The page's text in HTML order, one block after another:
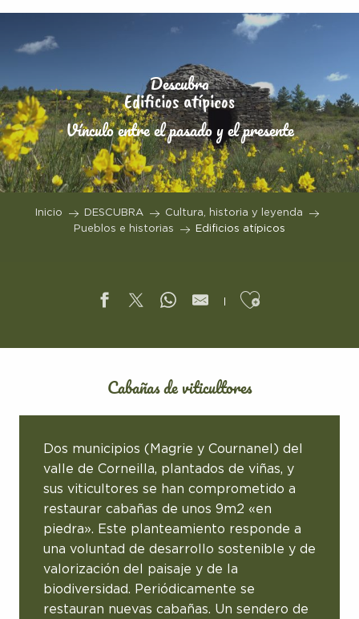
contenu
Descubra
Edificios atípicos
Vínculo entre el pasado y el presente
Inicio DESCUBRA
Cultura, historia y leyenda
Pueblos e historias
Edificios atípicos
Ajouter aux
Cabañas de viticultores
Dos municipios (Magrie y Cournanel) del
valle de Corneilla, plantados de viñas, y
sus viticultores se han comprometido a
restaurar cabañas de unos 9m2 «en
piedra». Este planteamiento responde a
una voluntad de desarrollo sostenible y de
valorización del paisaje y de la
biodiversidad. Periódicamente se
restauran nuevas cabañas. Un sendero de